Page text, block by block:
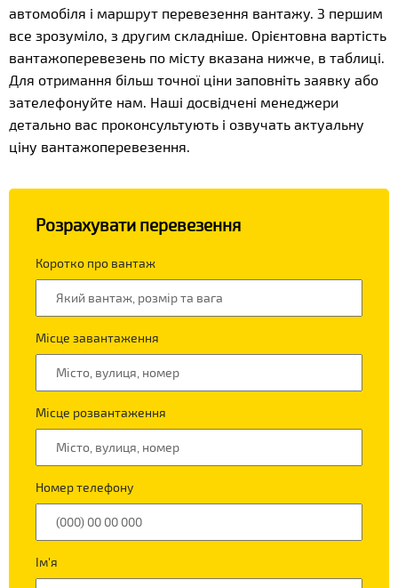
автомобіля і маршрут перевезення вантажу. З першим
все зрозуміло, з другим складніше. Орієнтовна вартість
вантажоперевезень по місту вказана нижче, в таблиці.
Для отримання більш точної ціни заповніть заявку або
зателефонуйте нам. Наші досвідчені менеджери
детально вас проконсультують і озвучать актуальну
ціну вантажоперевезення.
Розрахувати перевезення
Коротко про вантаж
Місце завантаження
Місце розвантаження
Номер телефону
Ім'я